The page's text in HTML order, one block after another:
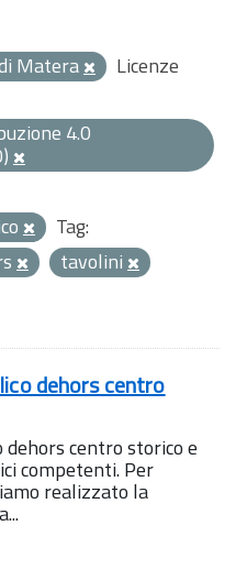
Matera
Licenze
4.0
Tag:
tavolini
dehors centro
dehors centro storico e
competenti. Per
realizzato la